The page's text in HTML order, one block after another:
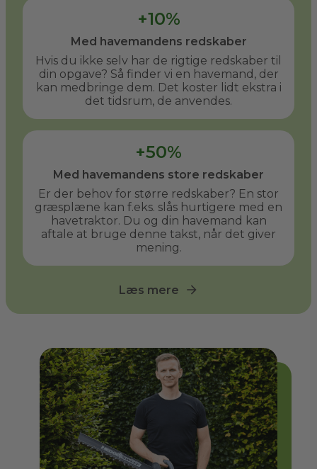
+10%
Med havemandens redskaber
Hvis du ikke selv har de rigtige redskaber til
din opgave? Så finder vi en havemand, der
kan medbringe dem. Det koster lidt ekstra i
det tidsrum, de anvendes.
+50%
Med havemandens store redskaber
Er der behov for større redskaber? En stor
græsplæne kan f.eks. slås hurtigere med en
havetraktor. Du og din havemand kan
aftale at bruge denne takst, når det giver
mening.
Læs mere